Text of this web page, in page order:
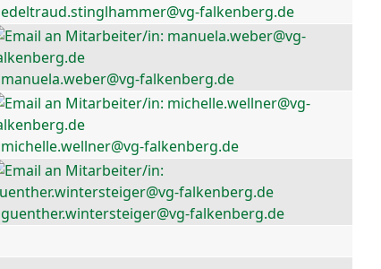
edeltraud.stinglhammer@vg-falkenberg.de
manuela.weber@vg-falkenberg.de
michelle.wellner@vg-falkenberg.de
guenther.wintersteiger@vg-falkenberg.de